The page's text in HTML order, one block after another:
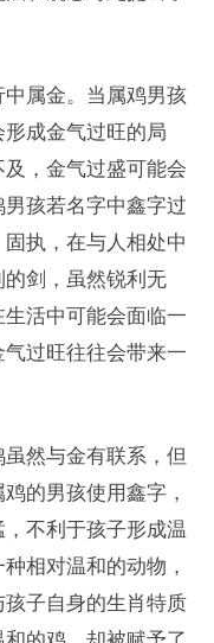
属金。当属鸡男孩
成金气过旺的局
，金气过盛可能会
孩若名字中鑫字过
执，在与人相处中
剑，虽然锐利无
活中可能会面临一
过旺往往会带来一
然与金有联系，但
的男孩使用鑫字，
不利于孩子形成温
相对温和的动物，
子自身的生肖特质